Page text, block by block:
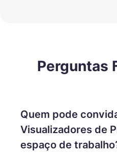
Perguntas
Quem pode
Visualizadores de
espaço de